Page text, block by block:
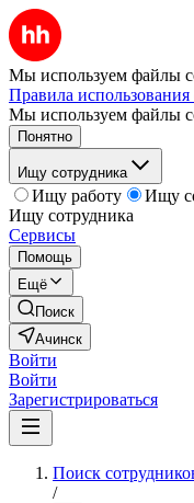
Мы используем файлы
Правила
Мы используем файлы
Понятно
Ищу сотрудника
Ищу работу
Ищу
Ищу сотрудника
Сервисы
Помощь
Ещё
Поиск
Ачинск
Войти
Войти
Зарегистрироваться
Поиск
/